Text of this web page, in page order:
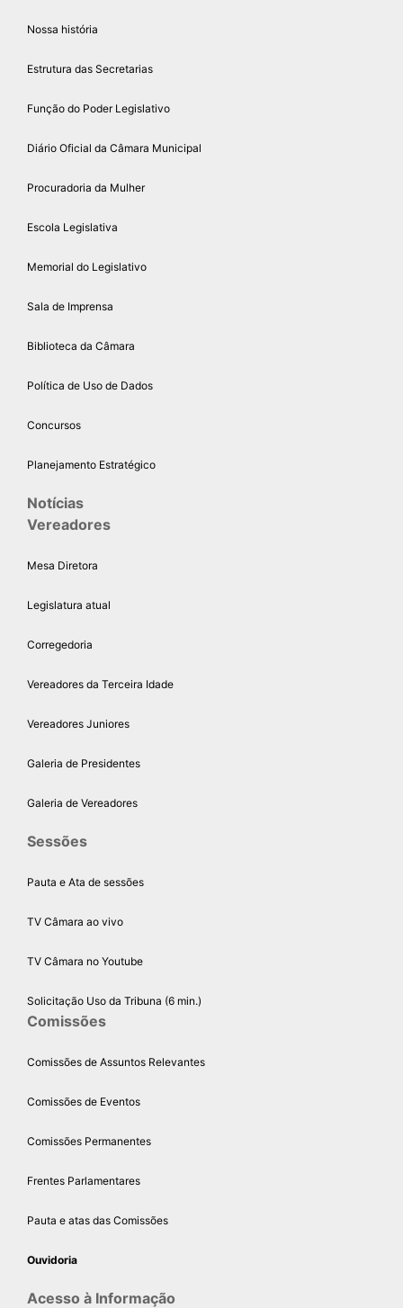
Nossa história
Estrutura das Secretarias
Função do Poder Legislativo
Diário Oficial da Câmara Municipal
Procuradoria da Mulher
Escola Legislativa
Memorial do Legislativo
Sala de Imprensa
Biblioteca da Câmara
Política de Uso de Dados
Concursos
Planejamento Estratégico
Notícias
Vereadores
Mesa Diretora
Legislatura atual
Corregedoria
Vereadores da Terceira Idade
Vereadores Juniores
Galeria de Presidentes
Galeria de Vereadores
Sessões
Pauta e Ata de sessões
TV Câmara ao vivo
TV Câmara no Youtube
Solicitação Uso da Tribuna (6 min.)
Comissões
Comissões de Assuntos Relevantes
Comissões de Eventos
Comissões Permanentes
Frentes Parlamentares
Pauta e atas das Comissões
Ouvidoria
Acesso à Informação